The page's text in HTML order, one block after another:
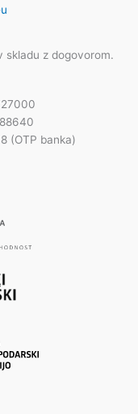
skladu z dogovorom.
(OTP banka)